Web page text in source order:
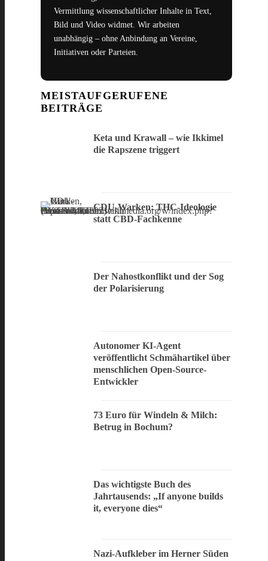
Vermittlung wissenschaftlicher Inhalte in Text,
Bild und Video widmet. Wir arbeiten
unabhängig – ohne Anbindung an Vereine,
Initiativen oder Parteien.
MEISTAUFGERUFENE
BEITRÄGE
Keta und Krawall – wie Ikkimel
die Rapszene triggert
CDU-Warken: THC-Ideologie
statt CBD-Fachkenne
Der Nahostkonflikt und der Sog
der Polarisierung
Autonomer KI-Agent
veröffentlicht Schmähartikel über
menschlichen Open-Source-
Entwickler
73 Euro für Windeln & Milch:
Betrug in Bochum?
Das wichtigste Buch des
Jahrtausends: „If anyone builds
it, everyone dies“
Nazi-Aufkleber im Herner Süden